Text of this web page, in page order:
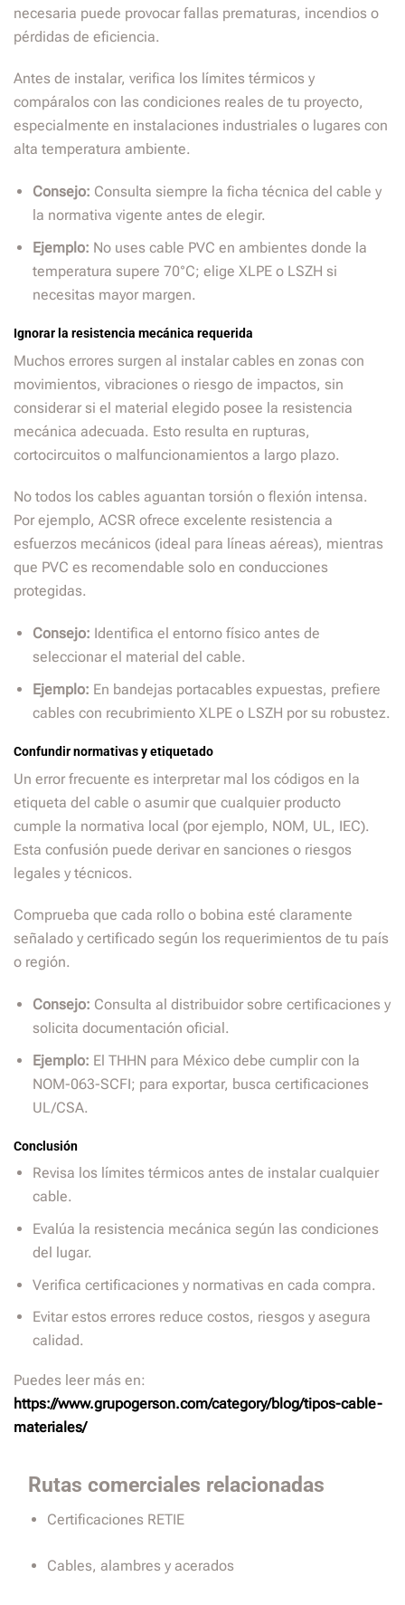
necesaria puede provocar fallas prematuras, incendios o
pérdidas de eficiencia.
Antes de instalar, verifica los límites térmicos y
compáralos con las condiciones reales de tu proyecto,
especialmente en instalaciones industriales o lugares con
alta temperatura ambiente.
Consejo: Consulta siempre la ficha técnica del cable y
la normativa vigente antes de elegir.
Ejemplo: No uses cable PVC en ambientes donde la
temperatura supere 70°C; elige XLPE o LSZH si
necesitas mayor margen.
Ignorar la resistencia mecánica requerida
Muchos errores surgen al instalar cables en zonas con
movimientos, vibraciones o riesgo de impactos, sin
considerar si el material elegido posee la resistencia
mecánica adecuada. Esto resulta en rupturas,
cortocircuitos o malfuncionamientos a largo plazo.
No todos los cables aguantan torsión o flexión intensa.
Por ejemplo, ACSR ofrece excelente resistencia a
esfuerzos mecánicos (ideal para líneas aéreas), mientras
que PVC es recomendable solo en conducciones
protegidas.
Consejo: Identifica el entorno físico antes de
seleccionar el material del cable.
Ejemplo: En bandejas portacables expuestas, prefiere
cables con recubrimiento XLPE o LSZH por su robustez.
Confundir normativas y etiquetado
Un error frecuente es interpretar mal los códigos en la
etiqueta del cable o asumir que cualquier producto
cumple la normativa local (por ejemplo, NOM, UL, IEC).
Esta confusión puede derivar en sanciones o riesgos
legales y técnicos.
Comprueba que cada rollo o bobina esté claramente
señalado y certificado según los requerimientos de tu país
o región.
Consejo: Consulta al distribuidor sobre certificaciones y
solicita documentación oficial.
Ejemplo: El THHN para México debe cumplir con la
NOM-063-SCFI; para exportar, busca certificaciones
UL/CSA.
Conclusión
Revisa los límites térmicos antes de instalar cualquier
cable.
Evalúa la resistencia mecánica según las condiciones
del lugar.
Verifica certificaciones y normativas en cada compra.
Evitar estos errores reduce costos, riesgos y asegura
calidad.
Puedes leer más en:
https://www.grupogerson.com/category/blog/tipos-cable-
materiales/
Rutas comerciales relacionadas
Certificaciones RETIE
Cables, alambres y acerados